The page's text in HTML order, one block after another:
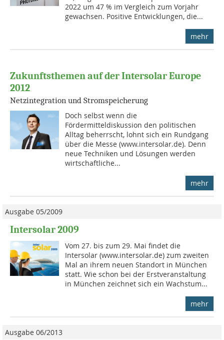
2022 um 47 % im Vergleich zum Vorjahr
gewachsen. Positive Entwicklungen, die...
mehr
Zukunftsthemen auf der Intersolar Europe
2012
Netzintegration und Stromspeicherung
Doch selbst wenn die
Fördermitteldiskussion den politischen
Alltag beherrscht, lohnt sich ein Rundgang
über die Messe (www.intersolar.de). Denn
neue Techniken und Lösungen werden
wirtschaftliche...
mehr
Ausgabe 05/2009
Intersolar 2009
Vom 27. bis zum 29. Mai findet die
Intersolar (www.intersolar.de) zum zweiten
Mal an ihrem neuen Standort in München
statt. Wie schon bei der Erstveranstaltung
in München zeichnet sich ein Wachstum...
mehr
Ausgabe 06/2013